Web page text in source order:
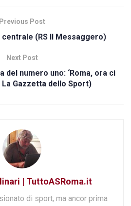
Previous Post
centrale (RS Il Messaggero)
Next Post
del numero uno: ‘Roma, ora ci
La Gazzetta dello Sport)
| TuttoASRoma.it
di sport, ma ancor prima